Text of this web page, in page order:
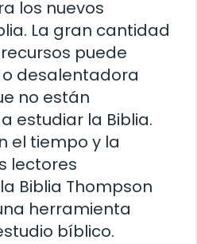
los nuevos
La gran cantidad
puede
desalentadora
no están
estudiar la Biblia.
el tiempo y la
lectores
Biblia Thompson
herramienta
bíblico.